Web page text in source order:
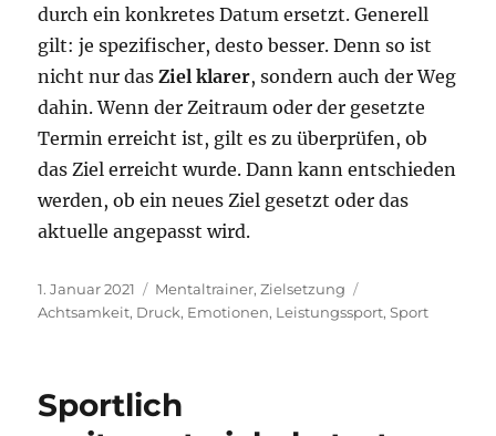
durch ein konkretes Datum ersetzt. Generell
gilt: je spezifischer, desto besser. Denn so ist
nicht nur dasZiel klarer, sondern auch der Weg
dahin. Wenn der Zeitraum oder der gesetzte
Termin erreicht ist, gilt es zu überprüfen, ob
das Ziel erreicht wurde. Dann kann entschieden
werden, ob ein neues Ziel gesetzt oder das
aktuelle angepasst wird.
Veröffentlicht
am
1. Januar 2021 Kategorien
Mentaltrainer,Zielsetzung
Achtsamkeit, Druck, Emotionen, Leistungssport,Sport
Sportlich